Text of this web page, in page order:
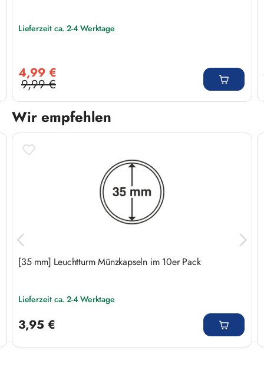
Lieferzeit ca. 2-4 Werktage
4,99 €
Regulärer Preis:
9,99 €
Wir empfehlen
Produktgalerie überspringen
[35 mm] Leuchtturm Münzkapseln im 10er Pack
Lieferzeit ca. 2-4 Werktage
3,95 €